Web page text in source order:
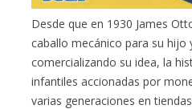
Desde que en 1930 James
caballo mecánico para su hijo
comercializando su idea, la
infantiles accionadas por
varias generaciones en